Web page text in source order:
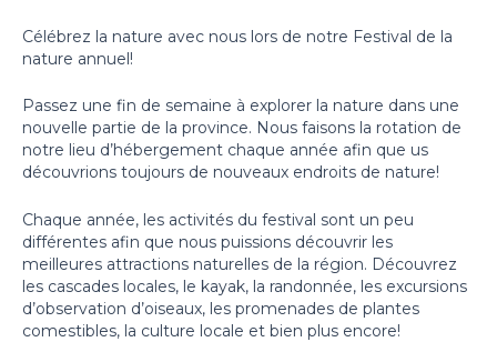
Célébrez la nature avec nous lors de notre Festival de la
nature annuel!
Passez une fin de semaine à explorer la nature dans une
nouvelle partie de la province. Nous faisons la rotation de
notre lieu d’hébergement chaque année afin que us
découvrions toujours de nouveaux endroits de nature!
Chaque année, les activités du festival sont un peu
différentes afin que nous puissions découvrir les
meilleures attractions naturelles de la région. Découvrez
les cascades locales, le kayak, la randonnée, les excursions
d’observation d’oiseaux, les promenades de plantes
comestibles, la culture locale et bien plus encore!